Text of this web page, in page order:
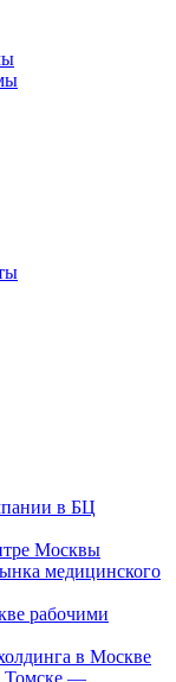
в БЦ
Москвы
медицинского
рабочими
в Москве
Томске —